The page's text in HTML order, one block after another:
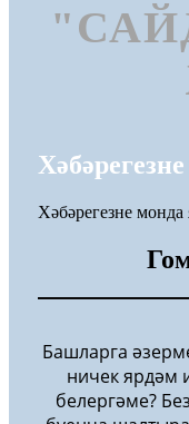
Хәбәрегезне монда
Башларга
ничек ярдәм
белергәме?